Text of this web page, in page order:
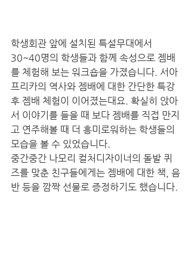
학생회관 앞에 설치된 특설무대에서
30~40명의 학생들과 함께 속성으로 젬배
를 체험해 보는 워크숍을 가졌습니다. 서아
프리카의 역사와 젬배에 대한 간단한 특강
후 젬배 체험이 이어졌는대요. 확실히 앉아
서 이야기를 들을 때 보다 젬배를 직접 만지
고 연주해볼 때 더 흥미로워하는 학생들의
모습을 볼 수 있었습니다.
중간중간 나모리 컬처디자이너의 돌발 퀴
즈를 맞춘 친구들에게는 젬배에 대한 책, 음
반 등을 깜짝 선물로 증정하기도 했습니다.